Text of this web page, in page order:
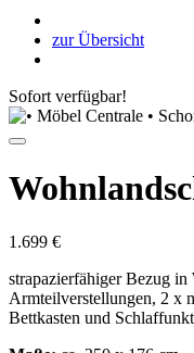
zur Übersicht
Sofort verfügbar!
1.699 €
strapazierfähiger Bezug
Armteilverstellungen, 2 x
Bettkasten und